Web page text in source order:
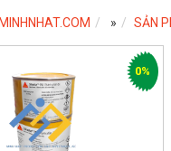
» SẢN
0%